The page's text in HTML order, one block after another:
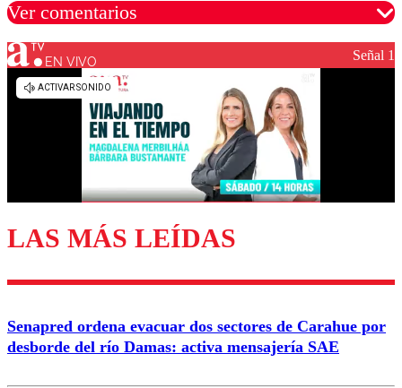
Ver comentarios
Los comentarios son moderados para garantizar un
diálogo respetuoso.
Enviar comentario
EN VIVO Señal 1
LAS MÁS LEÍDAS
Senapred ordena evacuar dos sectores de Carahue por
desborde del río Damas: activa mensajería SAE